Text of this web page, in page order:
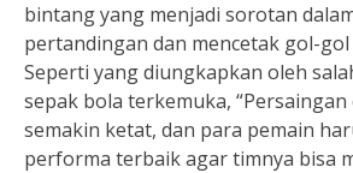
bintang yang menjadi sorotan
pertandingan dan mencetak gol-
Seperti yang diungkapkan oleh
sepak bola terkemuka,
semakin ketat, dan para pemain
performa terbaik agar timnya bisa